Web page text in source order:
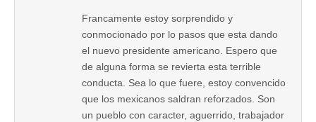
Francamente estoy sorprendido y
conmocionado por lo pasos que esta dando
el nuevo presidente americano. Espero que
de alguna forma se revierta esta terrible
conducta. Sea lo que fuere, estoy convencido
que los mexicanos saldran reforzados. Son
un pueblo con caracter, aguerrido, trabajador